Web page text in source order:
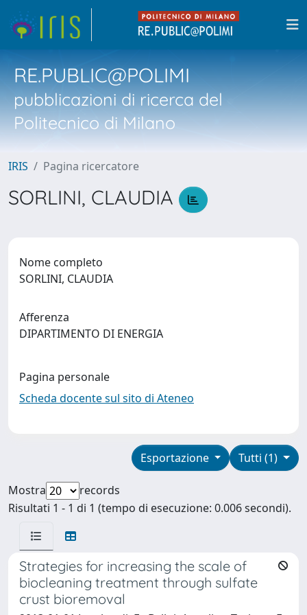
RE.PUBLIC@POLIMI
pubblicazioni di ricerca del
Politecnico di Milano
IRIS Pagina ricercatore
SORLINI, CLAUDIA
Nome completo
SORLINI, CLAUDIA
Afferenza
DIPARTIMENTO DI ENERGIA
Pagina personale
Scheda docente sul sito di Ateneo
Tutti (1)
Esportazione
Mostra
records
Risultati 1 - 1 di 1 (tempo di esecuzione: 0.006 secondi).
Strategies for increasing the scale of
biocleaning treatment through sulfate
crust bioremoval